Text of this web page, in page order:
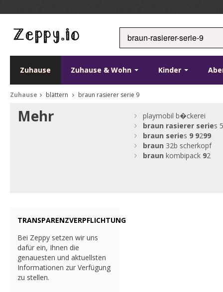
Zuhause Zuhause & Wohn Kinder
Zuhause blättern braun rasierer serie 9
Mehr
playmobil b�ckerei
braun rasierer series
braun series 9 9299
braun 32b scherkopf
braun kombipack 92
TRANSPARENZVERPFLICHTUNG
Bei Zeppy setzen wir uns
dafür ein, Ihnen die
genauesten und aktuellsten
Informationen zur Verfügung
zu stellen.